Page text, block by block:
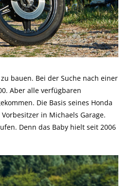
bauen. Bei der Suche nach einer
Aber alle verfügbaren
Die Basis seines Honda
in Michaels Garage.
Denn das Baby hielt seit 2006